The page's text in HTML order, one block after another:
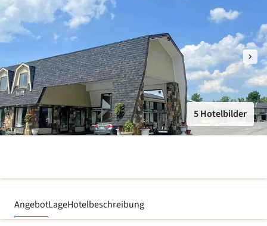
5 Hotelbilder
AngebotLageHotelbeschreibung